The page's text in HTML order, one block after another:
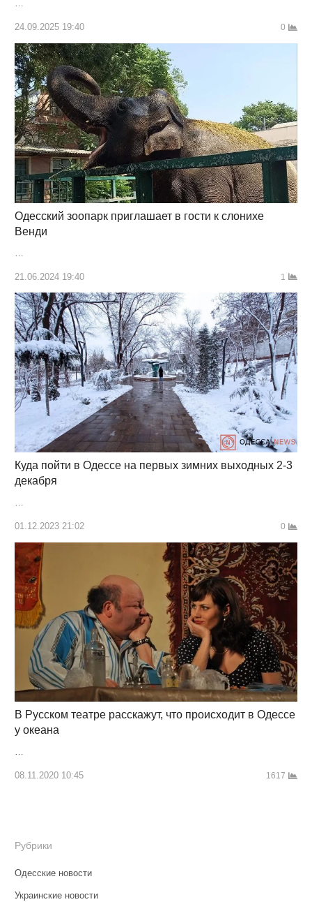
…
24.09.2025 19:40 0
Одесский зоопарк приглашает в гости к слонихе
Венди
21.06.2024 19:40 1
Куда пойти в Одессе на первых зимних выходных 2-3
декабря
01.12.2023 21:02 0
В Русском театре расскажут, что происходит в Одессе
у океана
08.11.2020 10:45 1617
Рубрики
Одесские новости
Украинские новости